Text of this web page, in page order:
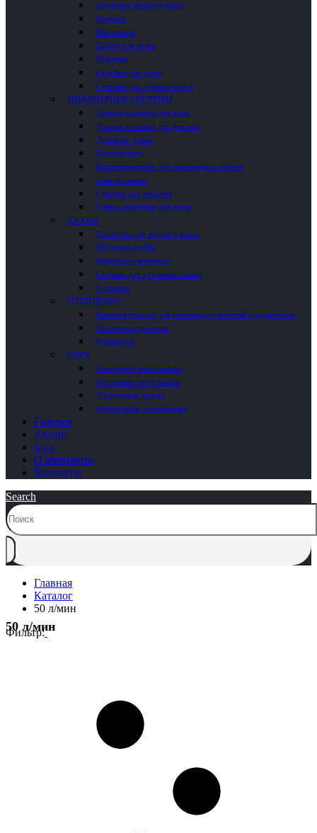
Дозаторы жидкого мыла
Крючки
Мыльницы
Полки для душа
Поручни
Скребки для душа
Стаканы для зубных щеток
ИНЖЕНЕРНЫЕ СИСТЕМЫ
Донные клапаны для ванн
Донные клапаны для раковин
Душевые трапы
Инсталляции
Комплектующие для инженерных систем
Панели смыва
Сифоны для раковин
Сливы-переливы для ванн
КУХНЯ
Дозаторы для жидкого мыла
Кухонные мойки
Кухонные смесители
Сифоны для кухонной мойки
Сушилки
ОТОПЛЕНИЕ
Комплектующие для полотенцесушителей и радиаторов
Полотенцесушители
Радиаторы
СВЕТ
Напольные светильники
Настенные светильники
Настольные лампы
Потолочные светильники
Галерея
Акции
Блог
О компании
Контакты
Search
Главная
Каталог
50 л/мин
50 л/мин
Фильтр: